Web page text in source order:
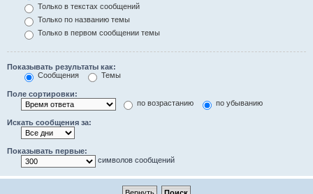
Только в текстах сообщений
Только по названию темы
Только в первом сообщении темы
Показывать результаты как:
Сообщения
Темы
Поле сортировки:
по возрастанию
по убыванию
Искать сообщения за:
Показывать первые:
символов сообщений